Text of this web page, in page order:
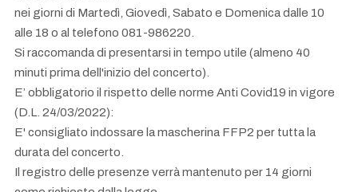
nei giorni di Martedì, Giovedì, Sabato e Domenica dalle 10
alle 18 o al telefono 081-986220.
Si raccomanda di presentarsi in tempo utile (almeno 40
minuti prima dell'inizio del concerto).
E’ obbligatorio il rispetto delle norme Anti Covid19 in vigore
(D.L. 24/03/2022):
E' consigliato indossare la mascherina FFP2 per tutta la
durata del concerto.
Il registro delle presenze verrà mantenuto per 14 giorni